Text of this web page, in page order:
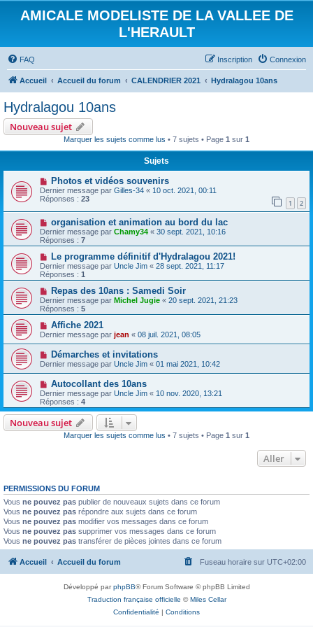
AMICALE MODELISTE DE LA VALLEE DE
L'HERAULT
FAQ Connexion
Inscription
Accueil Accueil du forum CALENDRIER 2021 Hydralagou 10ans
Hydralagou 10ans
Nouveau sujet
Marquer les sujets comme lus • 7 sujets • Page 1 sur 1
Sujets
Photos et vidéos souvenirs
Dernier message par Gilles-34 « 10 oct. 2021, 00:11
Réponses : 23 1 2
organisation et animation au bord du lac
Dernier message par Chamy34 « 30 sept. 2021, 10:16
Réponses : 7
Le programme définitif d'Hydralagou 2021!
Dernier message par Uncle Jim « 28 sept. 2021, 11:17
Réponses : 1
Repas des 10ans : Samedi Soir
Dernier message par Michel Jugie « 20 sept. 2021, 21:23
Réponses : 5
Affiche 2021
Dernier message par jean « 08 juil. 2021, 08:05
Démarches et invitations
Dernier message par Uncle Jim « 01 mai 2021, 10:42
Autocollant des 10ans
Dernier message par Uncle Jim « 10 nov. 2020, 13:21
Réponses : 4
Nouveau sujet
Marquer les sujets comme lus • 7 sujets • Page 1 sur 1
Aller
PERMISSIONS DU FORUM
Vous ne pouvez pas publier de nouveaux sujets dans ce forum
Vous ne pouvez pas répondre aux sujets dans ce forum
Vous ne pouvez pas modifier vos messages dans ce forum
Vous ne pouvez pas supprimer vos messages dans ce forum
Vous ne pouvez pas transférer de pièces jointes dans ce forum
Accueil Accueil du forum Fuseau horaire sur UTC+02:00
Développé parphpBB® Forum Software © phpBB Limited
Traduction française officielle ©Miles Cellar
Confidentialité | Conditions